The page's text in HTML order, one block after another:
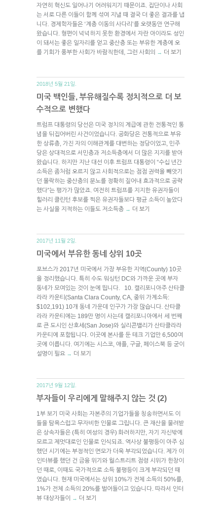
자연히 혁신도 일어나기 어려워지기 때문이죠. 집단이나 사회
는 서로 다른 이들이 함께 섞여 지낼 때 결국 더 좋은 결과를 냅
니다. 경제학자들은 ‘계층 이동의 사다리’를 오랫동안 연구해
왔습니다. 형편이 넉넉하지 못한 환경에서 자란 아이라도 성인
이 돼서는 좋은 일자리를 얻고 중산층 또는 부유한 계층에 오
를 기회가 풍부한 사회가 바람직한데, 그런 사회의
→ 더 보기
2018년 5월 21일.
미국 백인들, 부유해질수록 정치적으로 더 보
수적으로 변했다
트럼프 대통령의 당선은 미국 정치의 계급에 관한 전통적인 통
념을 뒤집어버린 사건이었습니다. 공화당은 전통적으로 부유
한 상류층, 가진 자의 이해관계를 대변하는 정당이었고, 민주
당은 상대적으로 서민층과 저소득층에서 더 많은 지지를 받아
왔습니다. 하지만 지난 대선 이후 트럼프 대통령이 “수십 년간
소득은 좀처럼 오르지 않고 사회적으로는 점점 권력을 빼앗기
던 몰락하는 중산층의 분노를 정확히 짚어내 효과적으로 공략
했다”는 평가가 많았죠. 여전히 트럼프를 지지한 유권자들이
힐러리 클린턴 후보를 찍은 유권자들보다 평균 소득이 높았다
는 사실을 지적하는 이들도 저소득층 → 더 보기
2017년 11월 2일.
미국에서 부유한 동네 상위 10곳
포브스가 2017년 미국에서 가장 부유한 지역(County) 10곳
을 정리했습니다. 특히 수도 워싱턴 DC와 가까운 곳에 부자
동네가 모여있는 것이 눈에 띕니다. 10. 캘리포니아주 산타클
라라 카운티(Santa Clara County, CA, 중위 가계소득:
$102,191) 10개 동네 가운데 인구가 가장 많습니다. 산타클
라라 카운티에는 189만 명이 사는데 캘리포니아에서 세 번째
로 큰 도시인 산호세(San Jose)와 실리콘밸리가 산타클라라
카운티에 포함됩니다. 이곳에 본사를 둔 테크 기업만 6,500여
곳에 이릅니다. 여기에는 시스코, 애플, 구글, 페이스북 등 굳이
설명이 필요 → 더 보기
2017년 9월 12일.
부자들이 우리에게 말해주지 않는 것 (2)
1부 보기 미국 사회는 자본주의 기업가들을 칭송하면서도 이
들을 탐욕스럽고 무자비한 인물로 그립니다. 큰 재산을 물려받
은 상속자들은 (특히 여성의 경우) 화려하지만, 자기 자신밖에
모르고 제멋대로인 인물로 인식되죠. 역사상 불평등이 아주 심
했던 시기에는 부정적인 면모가 더욱 부각되었습니다. 제가 이
인터뷰를 했던 건 금융 위기와 월스트리트 점령 시위가 한창이
던 때로, 이때도 국가적으로 소득 불평등이 크게 부각되던 때
였습니다. 현재 미국에서는 상위 10%가 전체 소득의 50%를,
1%가 전체 소득의 20%를 벌어들이고 있습니다. 따라서 인터
뷰 대상자들이
→ 더 보기